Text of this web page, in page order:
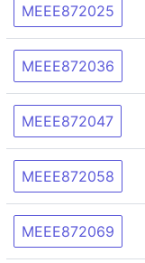
MEEE872025
MEEE872036
MEEE872047
MEEE872058
MEEE872069